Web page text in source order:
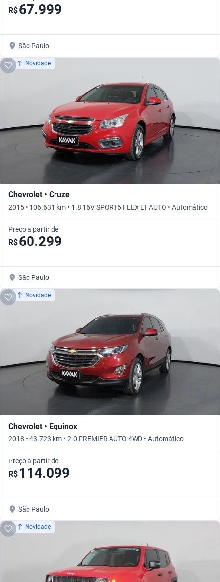
R$67.999
São Paulo
Novidade
Chevrolet • Cruze
2015 • 106.631 km • 1.8 16V SPORT6 FLEX LT AUTO • Automático
Preço a partir de
R$60.299
São Paulo
Novidade
Chevrolet • Equinox
2018 • 43.723 km • 2.0 PREMIER AUTO 4WD • Automático
Preço a partir de
R$ 114.099
São Paulo
Novidade